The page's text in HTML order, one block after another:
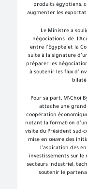
produits égyptiens,
augmenter les
Le Ministre a
négociations de
entre l’Égypte et la
suite à la signature
préparer les
à soutenir les flux
Pour sa part, M\Choi
attache une
coopération
notant la formation
visite du Président sud-
mise en œuvre des
l’aspiration des
investissements sur
secteurs industriel,
soutenir le